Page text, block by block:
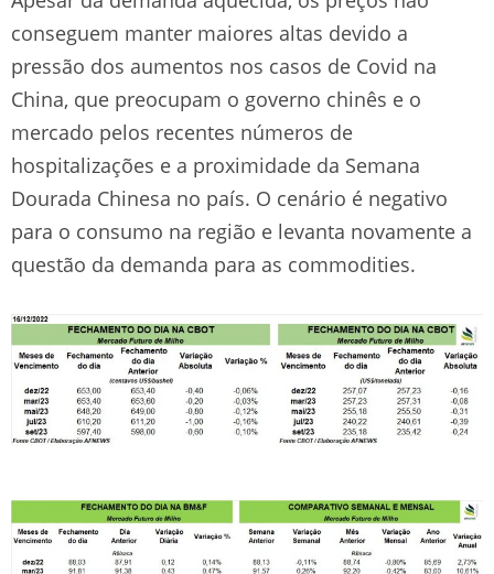
conseguem manter maiores altas devido a
pressão dos aumentos nos casos de Covid na
China, que preocupam o governo chinês e o
mercado pelos recentes números de
hospitalizações e a proximidade da Semana
Dourada Chinesa no país. O cenário é negativo
para o consumo na região e levanta novamente a
questão da demanda para as commodities.